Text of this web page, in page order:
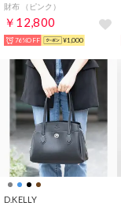
財布 （ピンク）
￥12,800
76%OFF ¥1,000
D.KELLY